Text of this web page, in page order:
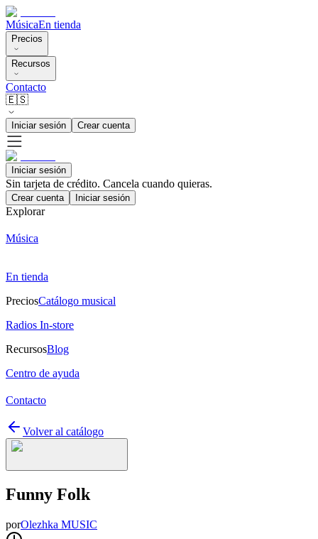
MúsicaEn tienda
Precios
Recursos
Contacto
🇪🇸
Iniciar sesión Crear cuenta
Iniciar sesión
Sin tarjeta de crédito. Cancela cuando quieras.
Crear cuenta Iniciar sesión
Explorar
Música
En tienda
PreciosCatálogo musical
Radios In-store
RecursosBlog
Centro de ayuda
Contacto
Volver al catálogo
Funny Folk
porOlezhka MUSIC